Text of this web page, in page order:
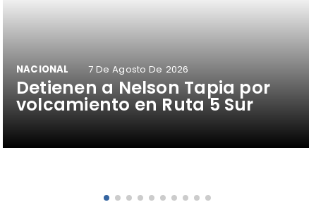
Detienen a Nelson Tapia por
volcamiento en Ruta 5 Sur
NACIONAL 7 De Agosto De 2026